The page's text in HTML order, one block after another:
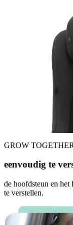
GROW
eenvoudig te
de hoofdsteun en het
te verstellen.